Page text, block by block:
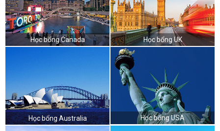
Học bổng Canada Học bổng UK
Học bổng Australia Học bổng USA